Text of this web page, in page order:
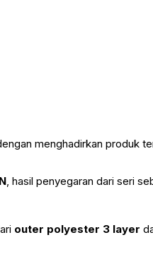
menghadirkan produk
, hasil penyegaran dari seri
outer polyester 3 layer